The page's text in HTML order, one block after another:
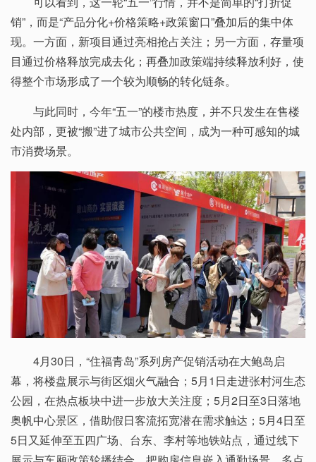
销”，而是“产品分化+价格策略+政策窗口”叠加后的集中体
现。一方面，新项目通过亮相抢占关注；另一方面，存量项
目通过价格释放完成去化；再叠加政策端持续释放利好，使
得整个市场形成了一个较为顺畅的转化链条。
与此同时，今年“五一”的楼市热度，并不只发生在售楼
处内部，更被“搬”进了城市公共空间，成为一种可感知的城
市消费场景。
4月30日，“住福青岛”系列房产促销活动在大鲍岛启
幕，将楼盘展示与街区烟火气融合；5月1日走进张村河生态
公园，在热点板块中进一步放大关注度；5月2日至3日落地
奥帆中心景区，借助假日客流拓宽潜在需求触达；5月4日至
5日又延伸至五四广场、台东、李村等地铁站点，通过线下